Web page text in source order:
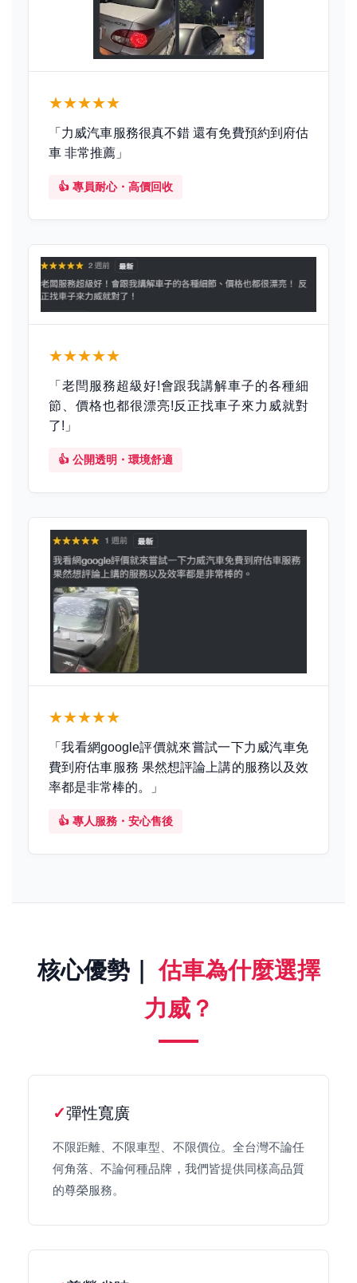
★★★★★
「力威汽車服務很真不錯 還有免費預約到府估
車 非常推薦」
👍 專員耐心・高價回收
★★★★★
「老閆服務超級好!會跟我講解車子的各種細
節、價格也都很漂亮!反正找車子來力威就對
了!」
👍 公開透明・環境舒適
★★★★★
「我看網google評價就來嘗試一下力威汽車免
費到府估車服務 果然想評論上講的服務以及效
率都是非常棒的。」
👍 專人服務・安心售後
核心優勢｜估車為什麼選擇
力威？
彈性寬廣
不限距離、不限車型、不限價位。全台灣不論任
何角落、不論何種品牌，我們皆提供同樣高品質
的尊榮服務。